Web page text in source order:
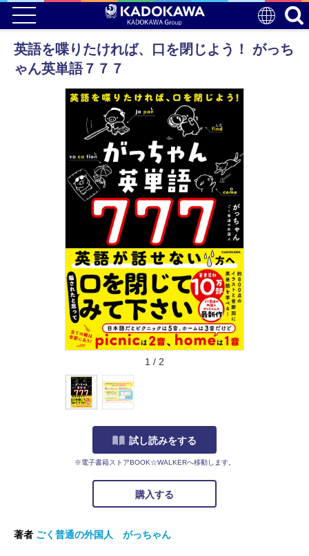
英語を喋りたければ、口を閉じよう！ がっち
ゃん英単語７７７
1 / 2
試し読みをする
※電子書籍ストアBOOK☆WALKERへ移動します。
購入する
著者 ごく普通の外国人 がっちゃん